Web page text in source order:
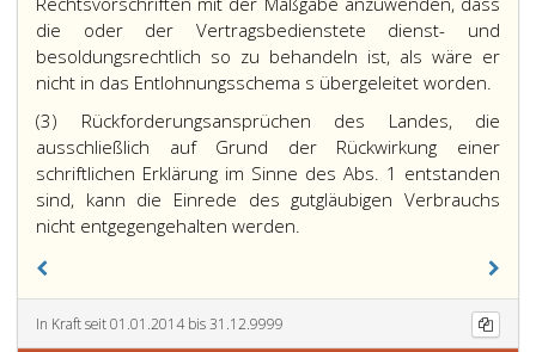
die oder der Vertragsbedienstete dienst- und
besoldungsrechtlich so zu behandeln ist, als wäre er
nicht in das Entlohnungsschema s übergeleitet worden.
(3) Rückforderungsansprüchen des Landes, die
ausschließlich auf Grund der Rückwirkung einer
schriftlichen Erklärung im Sinne des Abs. 1 entstanden
sind, kann die Einrede des gutgläubigen Verbrauchs
nicht entgegengehalten werden.
In Kraft seit 01.01.2014 bis 31.12.9999